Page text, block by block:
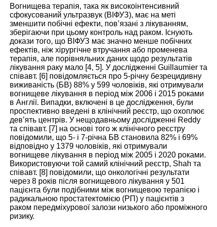
Вогнищева терапія, така як високоінтенсивний
сфокусований ультразвук (ВІФУЗ), має на меті
зменшити побічні ефекти, пов’язані з лікуванням,
зберігаючи при цьому контроль над раком. Існують
докази того, що ВІФУЗ має значно менше побічних
ефектів, ніж хірургічне втручання або променева
терапія, але порівняльних даних щодо результатів
лікування раку мало [4, 5]. У дослідженні Guillaumier та
співавт. [6] повідомляється про 5-річну безрецидивну
виживаність (БВ) 88% у 599 чоловіків, які отримували
вогнищеве лікування в період між 2006 і 2015 роками
в Англії. Випадки, включені в це дослідження, були
проспективно введені в клінічний реєстр, що охоплює
дев’ять центрів. У нещодавньому дослідженні Reddy
та співавт. [7] на основі того ж клінічного реєстру
повідомили, що 5- і 7-річна БВ становила 82% і 69%
відповідно у 1379 чоловіків, які отримували
вогнищеве лікування в період між 2005 і 2020 роками.
Використовуючи той самий клінічний реєстр, Shah та
співавт. [8] повідомили, що онкологічні результати
через 8 років після вогнищевого лікування у 501
пацієнта були подібними між вогнищевою терапією і
радикальною простатектомією (РП) у пацієнтів з
раком передміхурової залози низького або проміжного
ризику.